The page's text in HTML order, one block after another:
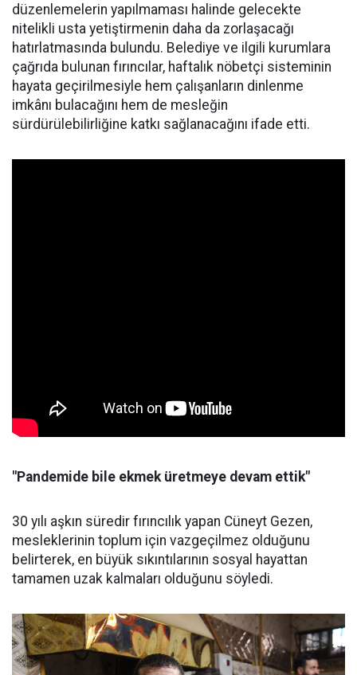
düzenlemelerin yapılmaması halinde gelecekte
nitelikli usta yetiştirmenin daha da zorlaşacağı
hatırlatmasında bulundu. Belediye ve ilgili kurumlara
çağrıda bulunan fırıncılar, haftalık nöbetçi sisteminin
hayata geçirilmesiyle hem çalışanların dinlenme
imkânı bulacağını hem de mesleğin
sürdürülebilirliğine katkı sağlanacağını ifade etti.
"Pandemide bile ekmek üretmeye devam ettik"
30 yılı aşkın süredir fırıncılık yapan Cüneyt Gezen,
mesleklerinin toplum için vazgeçilmez olduğunu
belirterek, en büyük sıkıntılarının sosyal hayattan
tamamen uzak kalmaları olduğunu söyledi.